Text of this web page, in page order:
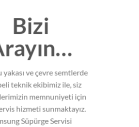
Bizi
yakası ve çevre semtlerde
teknik ekibimiz ile, siz
memnuniyeti için
hizmeti sunmaktayız.
Süpürge Servisi